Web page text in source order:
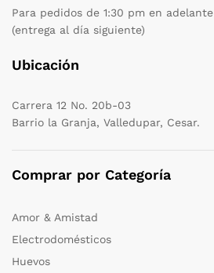
Para pedidos de 1:30 pm en adelante
(entrega al día siguiente)
Ubicación
Carrera 12 No. 20b-03
Barrio la Granja, Valledupar, Cesar.
Comprar por Categoría
Amor & Amistad
Electrodomésticos
Huevos